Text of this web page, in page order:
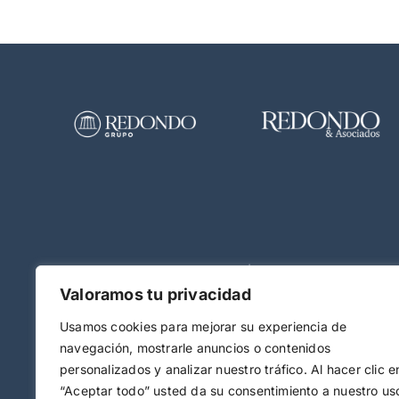
Valoramos tu privacidad
Usamos cookies para mejorar su experiencia de
navegación, mostrarle anuncios o contenidos
personalizados y analizar nuestro tráfico. Al hacer clic
“Aceptar todo” usted da su consentimiento a nuestro
Av. Libertad, 7 – 3ºD | 20004 Donostia – San Sebastián
(+34) 91 001 14 11
opina@opina360.com